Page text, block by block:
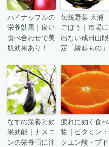
パイナップルの
栄養効果｜良い
食べ合わせで美
肌効果あり！
伝統野菜 大浦
ごぼう｜市場に
出ない成田山限
定「縁起もの」
なすの栄養と効
果効能｜ナスニ
ンの栄養価に注
疲れに効く食べ
物｜ビタミン・
クエン酸・ブド